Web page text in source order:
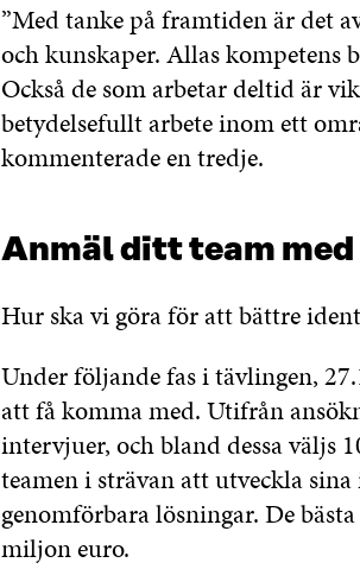
”Med tanke på framtiden är det
och kunskaper. Allas kompetens
Också de som arbetar deltid är
betydelsefullt arbete inom ett
kommenterade en tredje.
Anmäl ditt team
Hur ska vi göra för att bättre
Under följande fas i tävlingen,
att få komma med. Utifrån
intervjuer, och bland dessa väljs
teamen i strävan att utveckla
genomförbara lösningar. De
miljon euro.